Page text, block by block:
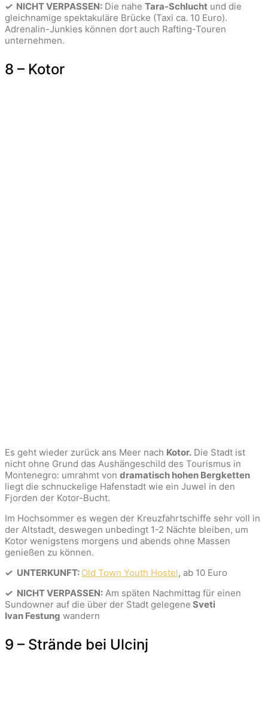
✓ NICHT VERPASSEN: Die nahe Tara-Schlucht und die
gleichnamige spektakuläre Brücke (Taxi ca. 10 Euro).
Adrenalin-Junkies können dort auch Rafting-Touren
unternehmen.
8 – Kotor
Es geht wieder zurück ans Meer nach Kotor. Die Stadt ist
nicht ohne Grund das Aushängeschild des Tourismus in
Montenegro: umrahmt von dramatisch hohen Bergketten
liegt die schnuckelige Hafenstadt wie ein Juwel in den
Fjorden der Kotor-Bucht.
Im Hochsommer es wegen der Kreuzfahrtschiffe sehr voll in
der Altstadt, deswegen unbedingt 1-2 Nächte bleiben, um
Kotor wenigstens morgens und abends ohne Massen
genießen zu können.
✓ UNTERKUNFT: Old Town Youth Hostel, ab 10 Euro
✓ NICHT VERPASSEN: Am späten Nachmittag für einen
Sundowner auf die über der Stadt gelegene Sveti
Ivan Festung wandern
9 – Strände bei Ulcinj